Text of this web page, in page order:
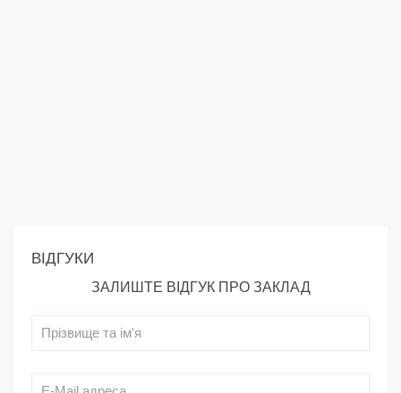
ВІДГУКИ
ЗАЛИШТЕ ВІДГУК ПРО ЗАКЛАД